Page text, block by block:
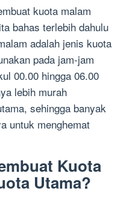
kuota malam
bahas terlebih dahulu
adalah jenis kuota
pada jam-jam
00.00 hingga 06.00
lebih murah
sehingga banyak
untuk menghemat
Kuota
Utama?